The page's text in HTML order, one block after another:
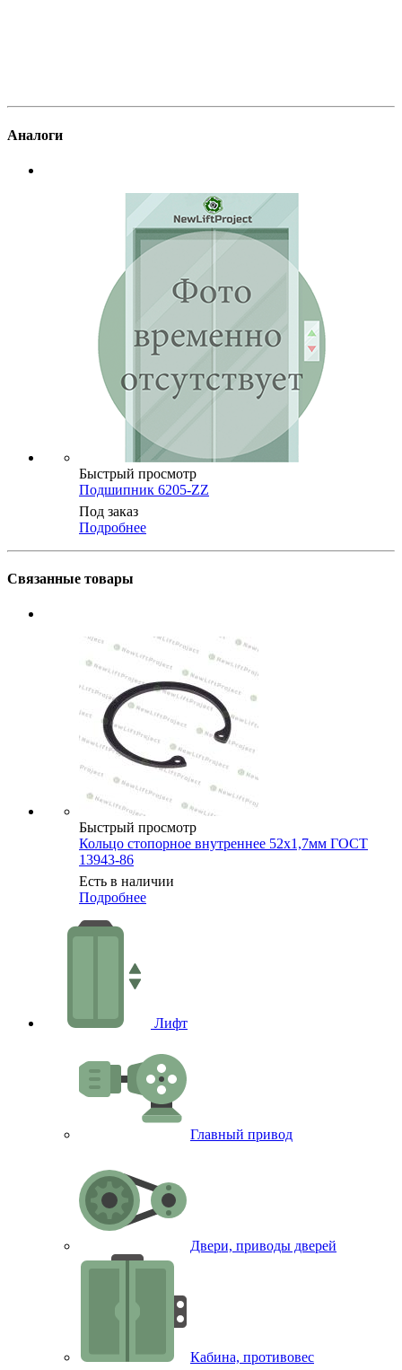
Аналоги
Быстрый просмотр
Подшипник 6205-ZZ
Под заказ
Подробнее
Связанные товары
Быстрый просмотр
Кольцо стопорное внутреннее 52х1,7мм ГОСТ
13943-86
Есть в наличии
Подробнее
Лифт
Главный привод
Двери, приводы дверей
Кабина, противовес